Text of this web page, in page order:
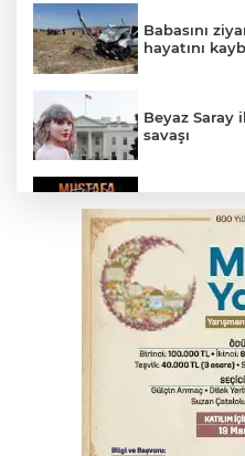
Babasını
hayatını
Beyaz Saray
savaşı
kahkaha
İnegöl'de
karadan
Bursa'da
için bir